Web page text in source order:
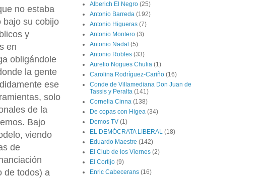
no estaba
bajo su cobijo
y
en
obligándole
la gente
ese
solo
de la
Bajo
viendo
de
de todos) a
Alberich El Negro (25)
Antonio Barreda (192)
Antonio Higueras (7)
Antonio Montero (3)
Antonio Nadal (5)
Antonio Robles (33)
Aurelio Nogues Chulia (1)
Carolina Rodríguez-Cariño (16)
Conde de Villamediana Don Juan de
Tassis y Peralta (141)
Cornelia Cinna (138)
De copas con Higea (34)
Demos TV (1)
EL DEMÓCRATA LIBERAL (18)
Eduardo Maestre (142)
El Club de los Viernes (2)
El Cortijo (9)
Enric Cabecerans (16)